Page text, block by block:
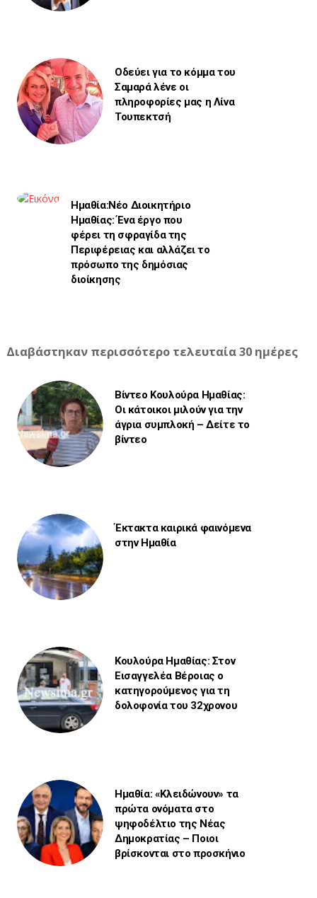
Οδεύει για το κόμμα του
Σαμαρά λένε οι
πληροφορίες μας η Λίνα
Τουπεκτσή
Ημαθία:Νέο Διοικητήριο
Ημαθίας: Ένα έργο που
φέρει τη σφραγίδα της
Περιφέρειας και αλλάζει το
πρόσωπο της δημόσιας
διοίκησης
Διαβάστηκαν περισσότερο τελευταία 30 ημέρες
Βίντεο Κουλούρα Ημαθίας:
Οι κάτοικοι μιλούν για την
άγρια συμπλοκή – Δείτε το
βίντεο
Έκτακτα καιρικά φαινόμενα
στην Ημαθία
Κουλούρα Ημαθίας: Στον
Εισαγγελέα Βέροιας ο
κατηγορούμενος για τη
δολοφονία του 32χρονου
Ημαθία: «Κλειδώνουν» τα
πρώτα ονόματα στο
ψηφοδέλτιο της Νέας
Δημοκρατίας – Ποιοι
βρίσκονται στο προσκήνιο